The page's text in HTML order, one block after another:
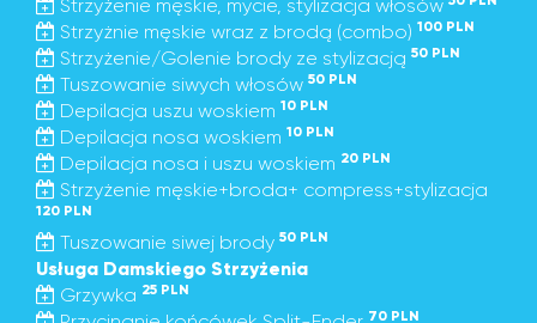
Strzyżenie męskie, mycie, stylizacja włosów
Strzyżnie męskie wraz z brodą (combo) 100 PLN
Strzyżenie/Golenie brody ze stylizacją 50 PLN
Tuszowanie siwych włosów 50 PLN
Depilacja uszu woskiem 10 PLN
Depilacja nosa woskiem 10 PLN
Depilacja nosa i uszu woskiem 20 PLN
Strzyżenie męskie+broda+ compress+stylizacja
120 PLN
Tuszowanie siwej brody 50 PLN
Usługa Damskiego Strzyżenia
Grzywka 25 PLN
70 PLN